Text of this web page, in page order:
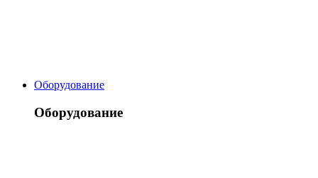
Оборудование
Оборудование